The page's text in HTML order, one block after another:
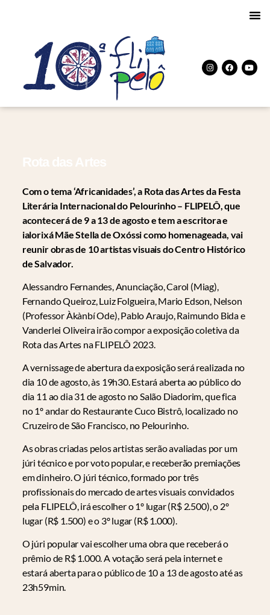
Com o tema ‘Africanidades’, a Rota das Artes da Festa
Literária Internacional do Pelourinho – FLIPELÔ, que
acontecerá de 9 a 13 de agosto e tem a escritora e
ialorixá Mãe Stella de Oxóssi como homenageada, vai
reunir obras de 10 artistas visuais do Centro Histórico
de Salvador.
Alessandro Fernandes, Anunciação, Carol (Miag),
Fernando Queiroz, Luiz Folgueira, Mario Edson, Nelson
(Professor Àkànbí Ode), Pablo Araujo, Raimundo Bida e
Vanderlei Oliveira irão compor a exposição coletiva da
Rota das Artes na FLIPELÔ 2023.
A vernissage de abertura da exposição será realizada no
dia 10 de agosto, às 19h30. Estará aberta ao público do
dia 11 ao dia 31 de agosto no Salão Diadorim, que fica
no 1º andar do Restaurante Cuco Bistrô, localizado no
Cruzeiro de São Francisco, no Pelourinho.
As obras criadas pelos artistas serão avaliadas por um
júri técnico e por voto popular, e receberão premiações
em dinheiro. O júri técnico, formado por três
profissionais do mercado de artes visuais convidados
pela FLIPELÔ, irá escolher o 1º lugar (R$ 2.500), o 2º
lugar (R$ 1.500) e o 3º lugar (R$ 1.000).
O júri popular vai escolher uma obra que receberá o
prêmio de R$ 1.000. A votação será pela internet e
estará aberta para o público de 10 a 13 de agosto até as
23h59min.